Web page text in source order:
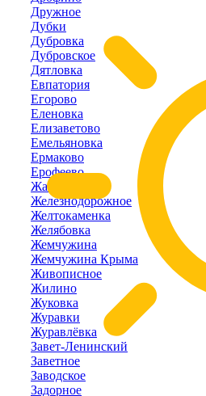
Дружное
Дубки
Дубровка
Дубровское
Дятловка
Евпатория
Егорово
Еленовка
Елизаветово
Емельяновка
Ермаково
Ерофеево
Жаворонки
Железнодорожное
Желтокаменка
Желябовка
Жемчужина
Жемчужина Крыма
Живописное
Жилино
Жуковка
Журавки
Журавлёвка
Завет-Ленинский
Заветное
Заводское
Задорное